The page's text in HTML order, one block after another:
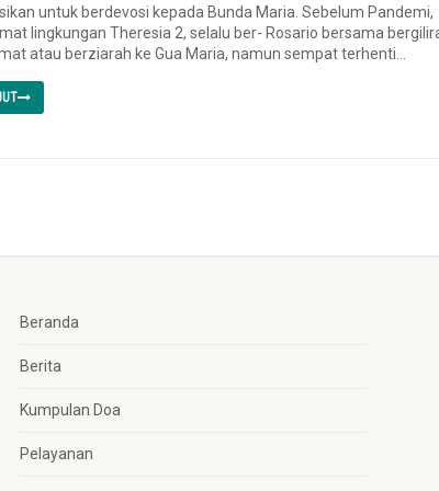
untuk berdevosi kepada Bunda Maria. Sebelum Pandemi,
lingkungan Theresia 2, selalu ber- Rosario bersama
atau berziarah ke Gua Maria, namun sempat terhenti...
Beranda
Berita
Kumpulan Doa
Pelayanan